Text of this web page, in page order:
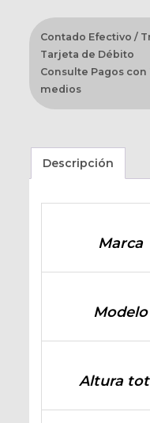
Contado Efectivo /
Tarjeta de Débito
Consulte Pagos
medios
Descripción
Marca
Modelo
Altura